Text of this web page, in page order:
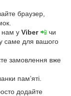
браузер,
нам у Viber📲 чи
саме для вашого
замовлення вже
пам’яті.
додайте